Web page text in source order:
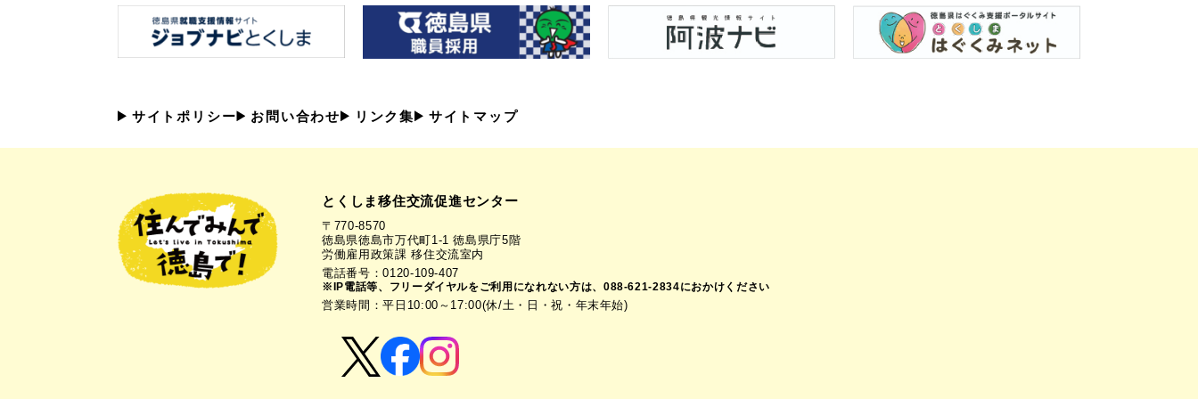
サイトポリシー お問い合わせ リンク集 サイトマップ
とくしま移住交流促進センター
〒770-8570
徳島県徳島市万代町1-1 徳島県庁5階
労働雇用政策課 移住交流室内
電話番号：0120-109-407
※IP電話等、フリーダイヤルをご利用になれない方は、088-621-2834におかけください
営業時間：平日10:00～17:00(休/土・日・祝・年末年始)